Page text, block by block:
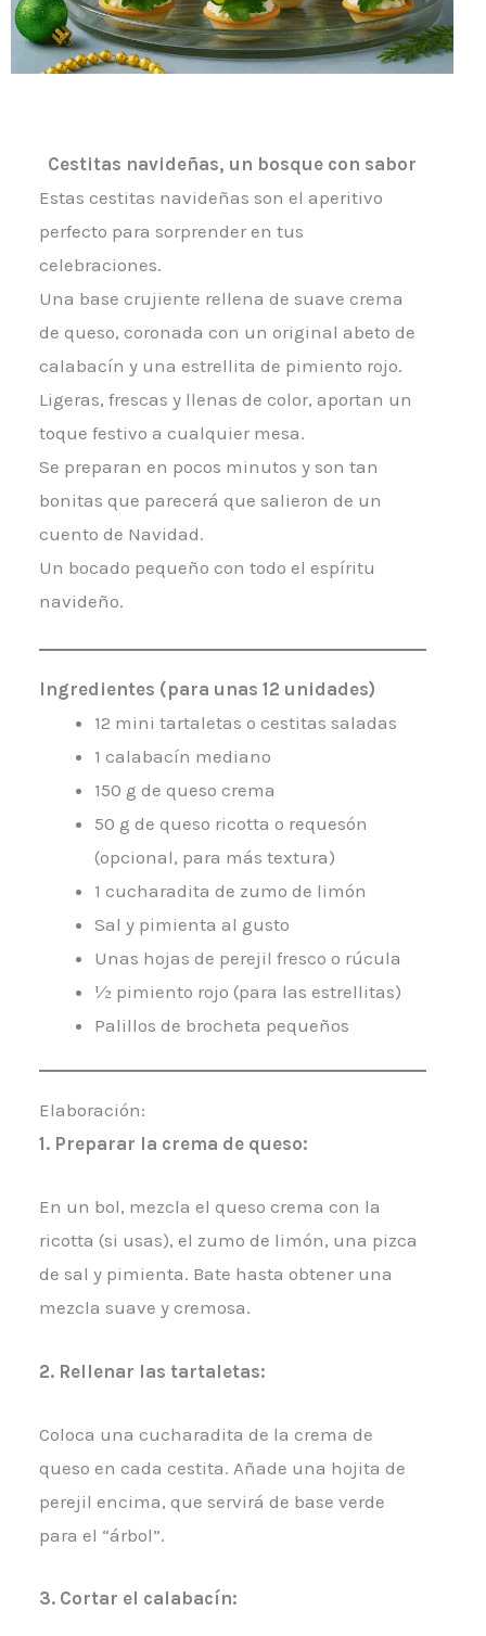
Cestitas navideñas, un bosque con sabor
Estas cestitas navideñas son el aperitivo
perfecto para sorprender en tus
celebraciones.
Una base crujiente rellena de suave crema
de queso, coronada con un original abeto de
calabacín y una estrellita de pimiento rojo.
Ligeras, frescas y llenas de color, aportan un
toque festivo a cualquier mesa.
Se preparan en pocos minutos y son tan
bonitas que parecerá que salieron de un
cuento de Navidad.
Un bocado pequeño con todo el espíritu
navideño.
Ingredientes (para unas 12 unidades)
12 mini tartaletas o cestitas saladas
1 calabacín mediano
150 g de queso crema
50 g de queso ricotta o requesón
(opcional, para más textura)
1 cucharadita de zumo de limón
Sal y pimienta al gusto
Unas hojas de perejil fresco o rúcula
½ pimiento rojo (para las estrellitas)
Palillos de brocheta pequeños
Elaboración:
1. Preparar la crema de queso:
En un bol, mezcla el queso crema con la
ricotta (si usas), el zumo de limón, una pizca
de sal y pimienta. Bate hasta obtener una
mezcla suave y cremosa.
2. Rellenar las tartaletas:
Coloca una cucharadita de la crema de
queso en cada cestita. Añade una hojita de
perejil encima, que servirá de base verde
para el “árbol”.
3. Cortar el calabacín: